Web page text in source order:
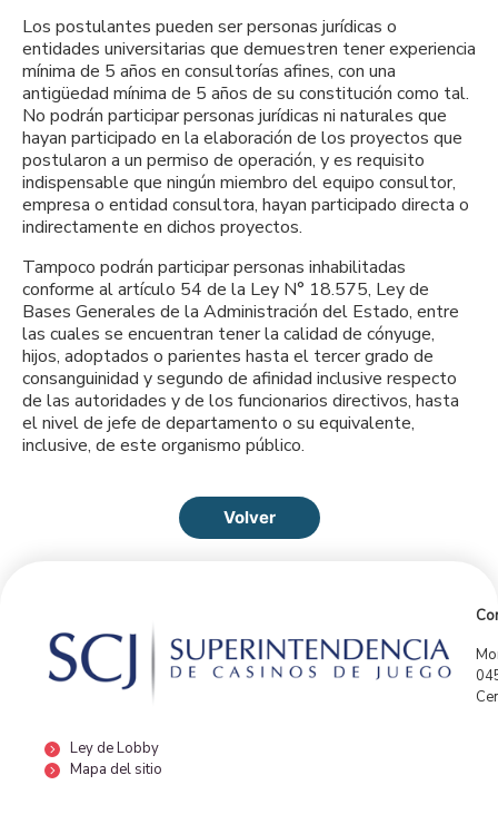
Los postulantes pueden ser personas jurídicas o
entidades universitarias que demuestren tener experiencia
mínima de 5 años en consultorías afines, con una
antigüedad mínima de 5 años de su constitución como tal.
No podrán participar personas jurídicas ni naturales que
hayan participado en la elaboración de los proyectos que
postularon a un permiso de operación, y es requisito
indispensable que ningún miembro del equipo consultor,
empresa o entidad consultora, hayan participado directa o
indirectamente en dichos proyectos.
Tampoco podrán participar personas inhabilitadas
conforme al artículo 54 de la Ley N° 18.575, Ley de
Bases Generales de la Administración del Estado, entre
las cuales se encuentran tener la calidad de cónyuge,
hijos, adoptados o parientes hasta el tercer grado de
consanguinidad y segundo de afinidad inclusive respecto
de las autoridades y de los funcionarios directivos, hasta
el nivel de jefe de departamento o su equivalente,
inclusive, de este organismo público.
Volver
Ley de Lobby
Mapa del sitio